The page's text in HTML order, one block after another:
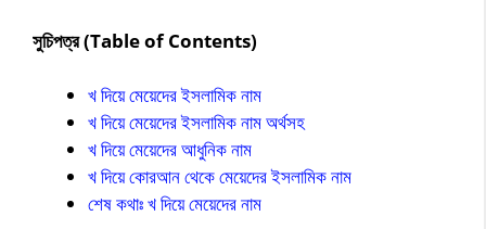
সুচিপত্র (Table of Contents)
খ দিয়ে মেয়েদের ইসলামিক নাম
খ দিয়ে মেয়েদের ইসলামিক নাম অর্থসহ
খ দিয়ে মেয়েদের আধুনিক নাম
খ দিয়ে কোরআন থেকে মেয়েদের ইসলামিক নাম
শেষ কথাঃ খ দিয়ে মেয়েদের নাম